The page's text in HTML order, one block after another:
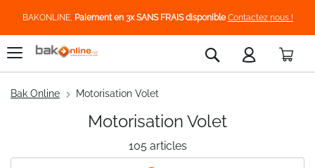
BAKONLINE, Paiement en 3x SANS FRAIS disponible Contactez nous !
Rechercher
Bak Online Motorisation Volet
105articles
Motorisation Volet